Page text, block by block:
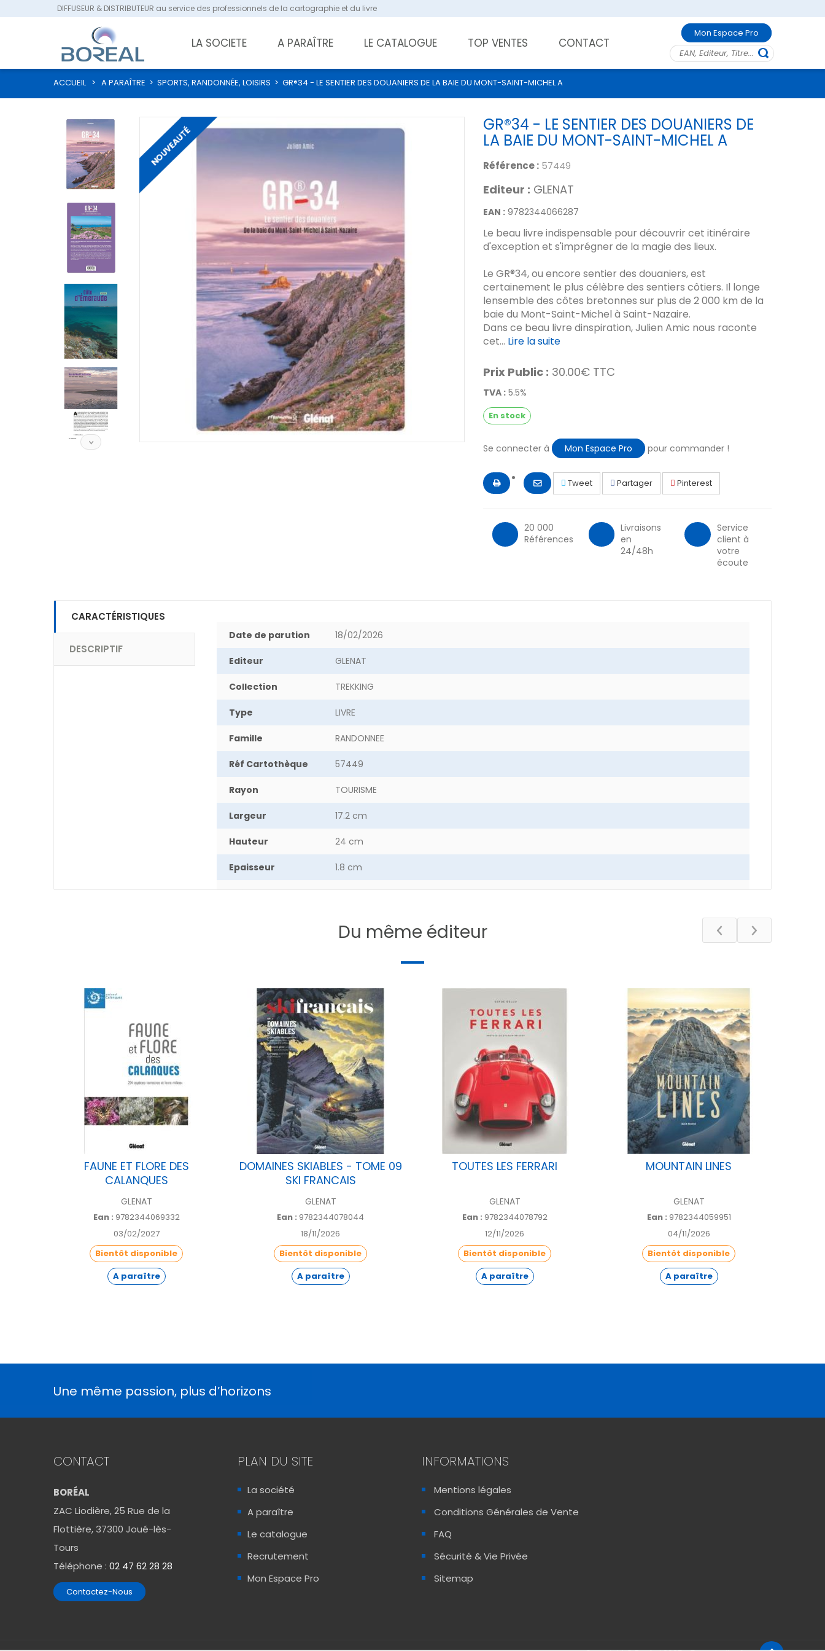
DIFFUSEUR & DISTRIBUTEUR au service des professionnels de la cartographie et du livre
LA SOCIETE A PARAÎTRE LE CATALOGUE TOP VENTES CONTACT
Mon Espace Pro
ACCUEIL > A PARAÎTRE > SPORTS, RANDONNÉE, LOISIRS > GR®34 - LE SENTIER DES DOUANIERS DE LA BAIE DU MONT-SAINT-MICHEL A
GR®34 - LE SENTIER DES DOUANIERS DE
LA BAIE DU MONT-SAINT-MICHEL A
Référence : 57449
Editeur : GLENAT
EAN : 9782344066287
Le beau livre indispensable pour découvrir cet itinéraire
d'exception et s'imprégner de la magie des lieux.
Le GR®34, ou encore sentier des douaniers, est
certainement le plus célèbre des sentiers côtiers. Il longe
lensemble des côtes bretonnes sur plus de 2 000 km de la
baie du Mont-Saint-Michel à Saint-Nazaire.
Dans ce beau livre dinspiration, Julien Amic nous raconte
cet... Lire la suite
Prix Public : 30.00€ TTC
TVA : 5.5%
En stock
Se connecter à Mon Espace Pro pour commander !
Tweet Partager Pinterest
20 000
Références
Livraisons
en
24/48h
Service
client à
votre
écoute
CARACTÉRISTIQUES
DESCRIPTIF
Date de parution 18/02/2026
Editeur GLENAT
Collection TREKKING
Type LIVRE
Famille RANDONNEE
Réf Cartothèque 57449
Rayon TOURISME
Largeur 17.2 cm
Hauteur 24 cm
Epaisseur 1.8 cm
240
Du même éditeur
FAUNE ET FLORE DES
CALANQUES
GLENAT
Ean : 9782344069332
03/02/2027
Bientôt disponible
A paraître
DOMAINES SKIABLES - TOME 09
SKI FRANCAIS
GLENAT
Ean : 9782344078044
18/11/2026
Bientôt disponible
A paraître
TOUTES LES FERRARI
GLENAT
Ean : 9782344078792
12/11/2026
Bientôt disponible
A paraître
MOUNTAIN LINES
GLENAT
Ean : 9782344059951
04/11/2026
Bientôt disponible
A paraître
Une même passion, plus d’horizons
CONTACT
BORÉAL
ZAC Liodière, 25 Rue de la
Flottière, 37300 Joué-lès-
Tours
Téléphone : 02 47 62 28 28
Contactez-Nous
PLAN DU SITE
La société
A paraître
Le catalogue
Recrutement
Mon Espace Pro
INFORMATIONS
Mentions légales
Conditions Générales de Vente
FAQ
Sécurité & Vie Privée
Sitemap